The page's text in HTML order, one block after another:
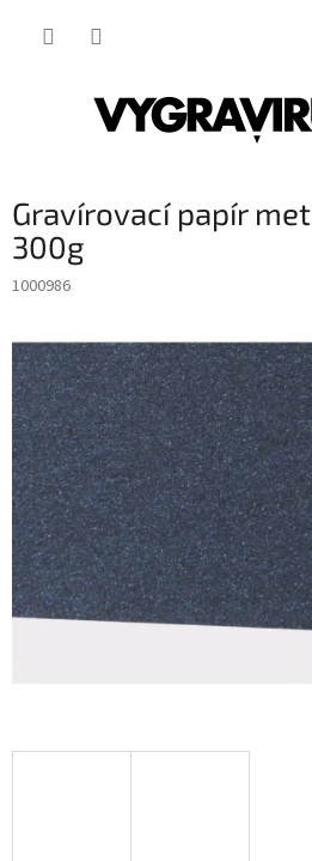
Gravírovací papír
300g
1000986